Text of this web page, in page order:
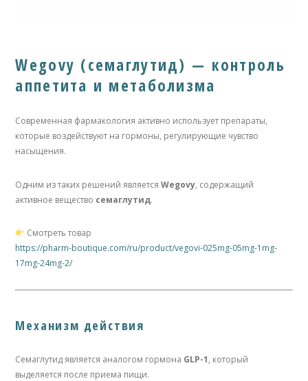
Wegovy (семаглутид) — контроль
аппетита и метаболизма
Современная фармакология активно использует препараты,
которые воздействуют на гормоны, регулирующие чувство
насыщения.
Одним из таких решений являетсяWegovy, содержащий
активное вещество семаглутид.
Смотреть товар
https://pharm-boutique.com/ru/product/vegovi-025mg-05mg-1mg-
17mg-24mg-2/
Механизм действия
Семаглутид является аналогом гормона GLP-1, который
выделяется после приема пищи.